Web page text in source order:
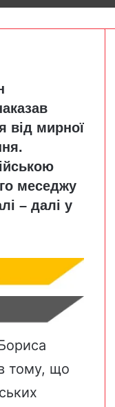
від мирної
меседжу
– далі у
тому, що